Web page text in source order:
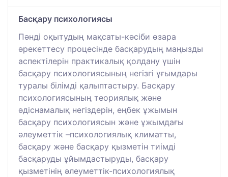
Басқару психологиясы
Пәнді оқытудың мақсаты-кәсіби өзара
әрекеттесу процесінде басқарудың маңызды
аспектілерін практикалық қолдану үшін
басқару психологиясының негізгі ұғымдары
туралы білімді қалыптастыру. Басқару
психологиясының теориялық және
әдіснамалық негіздерін, еңбек ұжымын
басқару психологиясын және ұжымдағы
әлеуметтік –психологиялық климатты,
басқару және басқару қызметін тиімді
басқаруды ұйымдастыруды, басқару
қызметінің әлеуметтік-психологиялық